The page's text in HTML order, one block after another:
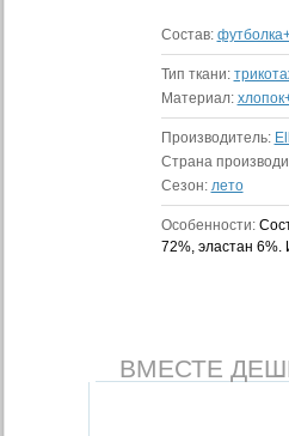
Состав:
Тип ткани:
Материал:
Производитель:
Страна
Сезон: лето
Особенности:
72%, эластан 6%.
ВМЕСТЕ